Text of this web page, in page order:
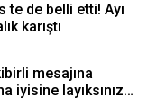
te de belli etti! Ayı
karıştı
mesajına
iyisine layıksınız